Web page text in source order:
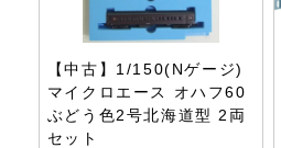
【中古】1/150(Nゲージ)
マイクロエース オハフ60
ぶどう色2号北海道型 2両
セット